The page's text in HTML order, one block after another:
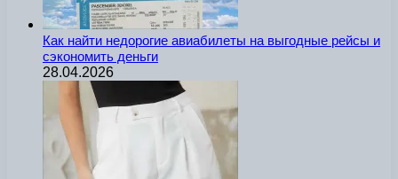
Как найти недорогие авиабилеты на выгодные рейсы и
сэкономить деньги
28.04.2026